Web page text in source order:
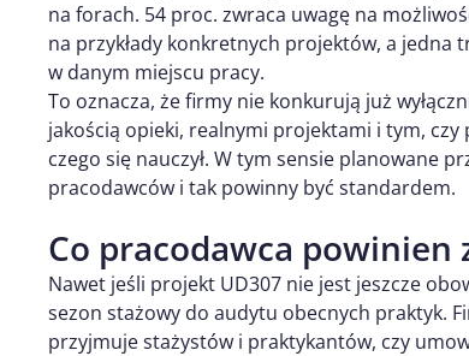
na forach. 54 proc. zwraca uwagę na
na przykłady konkretnych projektów, a jedna
w danym miejscu pracy.
To oznacza, że firmy nie konkurują już
jakością opieki, realnymi projektami i tym,
czego się nauczył. W tym sensie planowane
pracodawców i tak powinny być standardem.
Co pracodawca powinien
Nawet jeśli projekt UD307 nie jest jeszcze
sezon stażowy do audytu obecnych praktyk.
przyjmuje stażystów i praktykantów, czy